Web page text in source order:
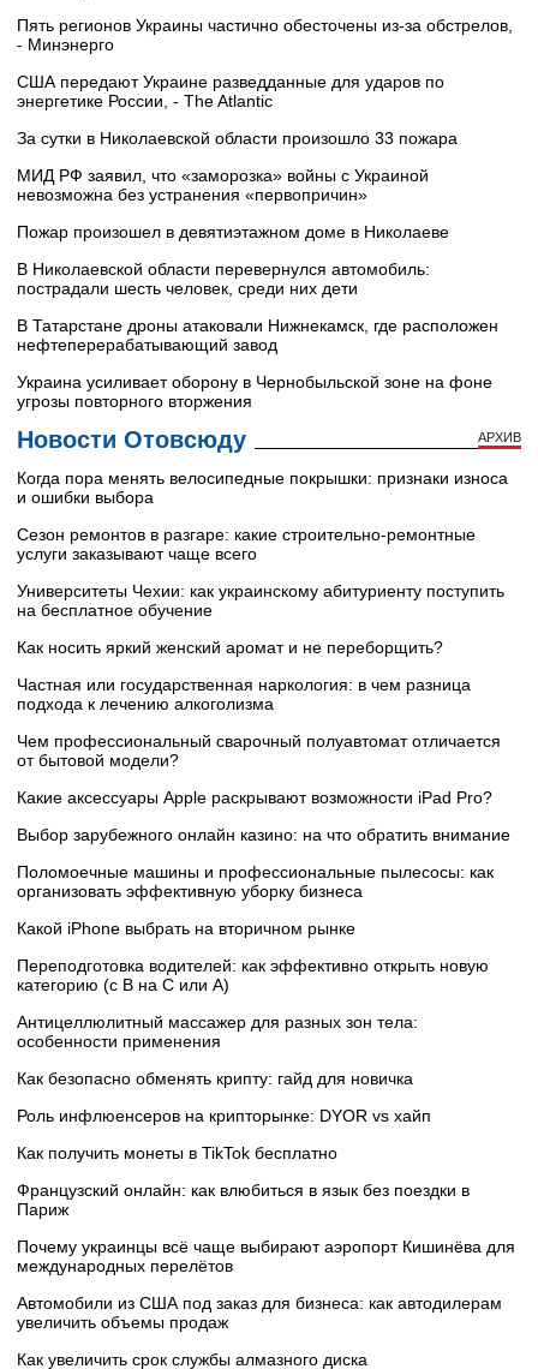
Пять регионов Украины частично обесточены из-за обстрелов,
- Минэнерго
США передают Украине разведданные для ударов по
энергетике России, - The Atlantic
За сутки в Николаевской области произошло 33 пожара
МИД РФ заявил, что «заморозка» войны с Украиной
невозможна без устранения «первопричин»
Пожар произошел в девятиэтажном доме в Николаеве
В Николаевской области перевернулся автомобиль:
пострадали шесть человек, среди них дети
В Татарстане дроны атаковали Нижнекамск, где расположен
нефтеперерабатывающий завод
Украина усиливает оборону в Чернобыльской зоне на фоне
угрозы повторного вторжения
Новости Отовсюду АРХИВ
Когда пора менять велосипедные покрышки: признаки износа
и ошибки выбора
Сезон ремонтов в разгаре: какие строительно-ремонтные
услуги заказывают чаще всего
Университеты Чехии: как украинскому абитуриенту поступить
на бесплатное обучение
Как носить яркий женский аромат и не переборщить?
Частная или государственная наркология: в чем разница
подхода к лечению алкоголизма
Чем профессиональный сварочный полуавтомат отличается
от бытовой модели?
Какие аксессуары Apple раскрывают возможности iPad Pro?
Выбор зарубежного онлайн казино: на что обратить внимание
Поломоечные машины и профессиональные пылесосы: как
организовать эффективную уборку бизнеса
Какой iPhone выбрать на вторичном рынке
Переподготовка водителей: как эффективно открыть новую
категорию (с B на C или А)
Антицеллюлитный массажер для разных зон тела:
особенности применения
Как безопасно обменять крипту: гайд для новичка
Роль инфлюенсеров на крипторынке: DYOR vs хайп
Как получить монеты в TikTok бесплатно
Французский онлайн: как влюбиться в язык без поездки в
Париж
Почему украинцы всё чаще выбирают аэропорт Кишинёва для
международных перелётов
Автомобили из США под заказ для бизнеса: как автодилерам
увеличить объемы продаж
Как увеличить срок службы алмазного диска